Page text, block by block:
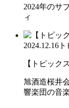
2024年のサ
ィ
2024.12.16
【トピッ
旭酒造桜井
響楽団の音